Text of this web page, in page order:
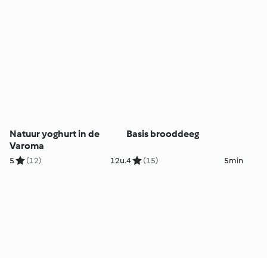
Natuur yoghurt in de
Varoma
5 (12) 12u.
Basis brooddeeg
4 (15) 5min